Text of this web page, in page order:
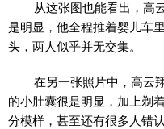
从这张图也能看出，高
是明显，他全程推着婴儿车
头，两人似乎并无交集。
在另一张照片中，高云
的小肚囊很是明显，加上剃
分模样，甚至还有很多人错